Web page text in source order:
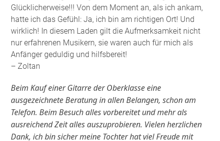
Glücklicherweise!!! Von dem Moment an, als ich ankam,
hatte ich das Gefühl: Ja, ich bin am richtigen Ort! Und
wirklich! In diesem Laden gilt die Aufmerksamkeit nicht
nur erfahrenen Musikern, sie waren auch für mich als
Anfänger geduldig und hilfsbereit!
– Zoltan
Beim Kauf einer Gitarre der Oberklasse eine
ausgezeichnete Beratung in allen Belangen, schon am
Telefon. Beim Besuch alles vorbereitet und mehr als
ausreichend Zeit alles auszuprobieren. Vielen herzlichen
Dank, ich bin sicher meine Tochter hat viel Freude mit